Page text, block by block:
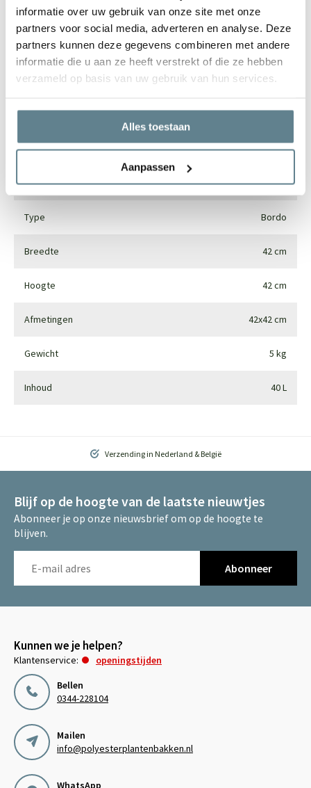
informatie over uw gebruik van onze site met onze
partners voor social media, adverteren en analyse. Deze
partners kunnen deze gegevens combineren met andere
informatie die u aan ze heeft verstrekt of die ze hebben
verzameld op basis van uw gebruik van hun services.
Alles toestaan
Aanpassen
Specificaties
Merk Luca lifestyle
Vorm Rond
Gebruik Interieur en exterieur
Materiaal Fiberglass
Type Bordo
Breedte 42 cm
Hoogte 42 cm
Afmetingen 42x42 cm
Gewicht 5 kg
Inhoud 40 L
Verzending in Nederland & België
Blijf op de hoogte van de laatste nieuwtjes
Abonneer je op onze nieuwsbrief om op de hoogte te
blijven.
Abonneer
Kunnen we je helpen?
Klantenservice:
openingstijden
Bellen
0344-228104
Mailen
info@polyesterplantenbakken.nl
WhatsApp